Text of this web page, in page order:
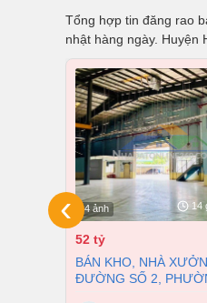
Tổng hợp tin đăng rao
nhật hàng ngày. Huyện
4 ảnh 14
52 tỷ
BÁN KHO, NHÀ XƯỞNG TẠI
ĐƯỜNG SỐ 2,
‹